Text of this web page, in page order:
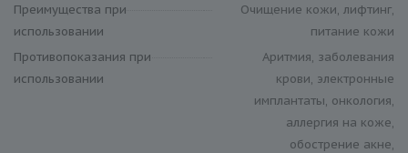
Преимущества при
использовании
Очищение кожи, лифтинг,
питание кожи
Противопоказания при
использовании
Аритмия, заболевания
крови, электронные
имплантаты, онкология,
аллергия на коже,
обострение акне,